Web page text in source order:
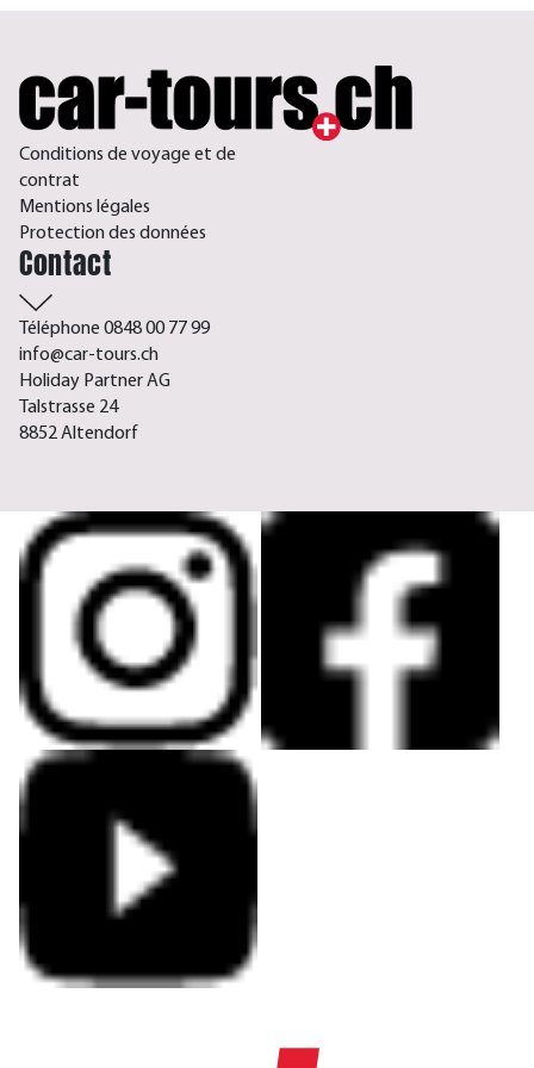
Conditions de voyage et de
contrat
Mentions légales
Protection des données
Contact
Téléphone 0848 00 77 99
info@car-tours.ch
Holiday Partner AG
Talstrasse 24
8852 Altendorf